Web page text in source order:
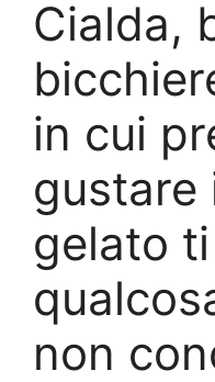
Cialda,
in cui
gustare
gelato
non